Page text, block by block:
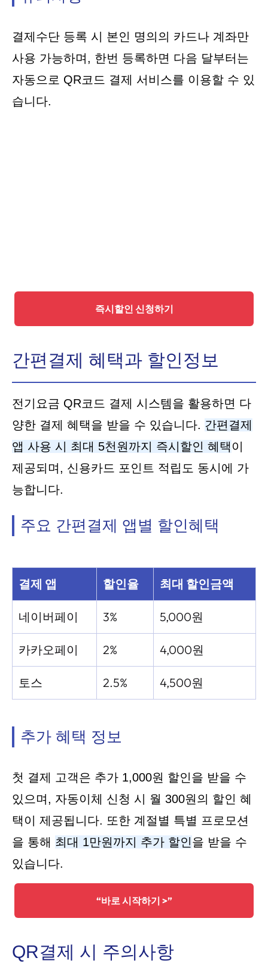
결제수단 등록 시 본인 명의의 카드나 계좌만
사용 가능하며, 한번 등록하면 다음 달부터는
자동으로 QR코드 결제 서비스를 이용할 수 있
습니다.
즉시할인 신청하기
간편결제 혜택과 할인정보
전기요금 QR코드 결제 시스템을 활용하면 다
양한 결제 혜택을 받을 수 있습니다. 간편결제
앱 사용 시 최대 5천원까지 즉시할인 혜택 이
제공되며, 신용카드 포인트 적립도 동시에 가
능합니다.
주요 간편결제 앱별 할인혜택
결제 앱 할인율 최대 할인금액
네이버페이 3% 5,000원
카카오페이 2% 4,000원
토스 2.5% 4,500원
추가 혜택 정보
첫 결제 고객은 추가 1,000원 할인을 받을 수
있으며, 자동이체 신청 시 월 300원의 할인 혜
택이 제공됩니다. 또한 계절별 특별 프로모션
을 통해 최대 1만원까지 추가 할인을 받을 수
있습니다.
“바로 시작하기 >”
QR결제 시 주의사항